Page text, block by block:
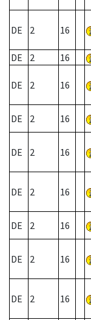
DE 2 16
DE 2 16
DE 2 16
DE 2 16
DE 2 16
DE 2 16
DE 2 16
DE 2 16
DE 2 16